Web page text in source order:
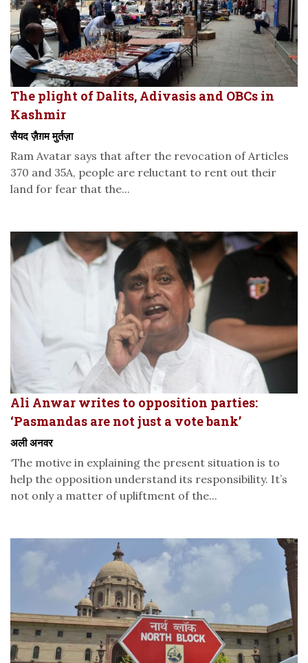
The plight of Dalits, Adivasis and OBCs in
Kashmir
सैयद ज़ैग़म मुर्तज़ा
Ram Avatar says that after the revocation of Articles
370 and 35A, people are reluctant to rent out their
land for fear that the...
Ali Anwar writes to opposition parties:
‘Pasmandas are not just a vote bank’
अली अनवर
‘The motive in explaining the present situation is to
help the opposition understand its responsibility. It’s
not only a matter of upliftment of the...